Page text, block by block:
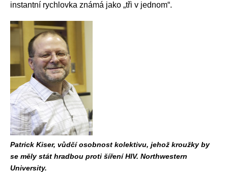
instantní rychlovka známá jako „tři v jednom“.
Patrick Kiser, vůdčí osobnost kolektivu, jehož kroužky by
se měly stát hradbou proti šíření HIV. Northwestern
University.